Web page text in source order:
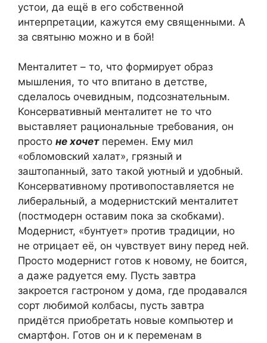
устои, да ещё в его собственной
интерпретации, кажутся ему священными. А
за святыню можно и в бой!
Менталитет – то, что формирует образ
мышления, то что впитано в детстве,
сделалось очевидным, подсознательным.
Консервативный менталитет не то что
выставляет рациональные требования, он
просто не хочетперемен. Ему мил
«обломовский халат», грязный и
заштопанный, зато такой уютный и удобный.
Консервативному противопоставляется не
либеральный, а модернистский менталитет
(постмодерн оставим пока за скобками).
Модернист, «бунтует» против традиции, но
не отрицает её, он чувствует вину перед ней.
Просто модернист готов к новому, не боится,
а даже радуется ему. Пусть завтра
закроется гастроном у дома, где продавался
сорт любимой колбасы, пусть завтра
придётся приобретать новые компьютер и
смартфон. Готов он и к переменам в